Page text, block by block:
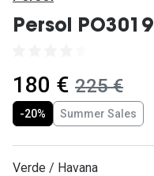
Persol
agora:
180 € era:
225 €
-20% Summer Sales
Verde / Havana